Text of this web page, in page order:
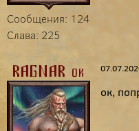
Сообщения: 124
Слава: 225
RAGNAR-ok
ок,